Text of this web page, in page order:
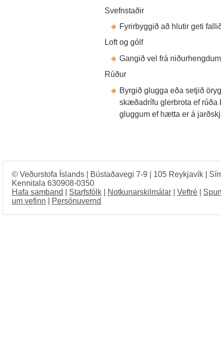
Svefnstaðir
Fyrirbyggið að hlutir geti
Loft og gólf
Gangið vel frá
Rúður
Byrgið glugga eða setjið
skæðadrífu glerbrota ef rúða
gluggum ef hætta er á
© Veðurstofa Íslands | Bústaðavegi 7-9 | 105 Reykjavík |
Kennitala 630908-0350
Hafa samband
Starfsfólk Notkunarskilmálar Veftré
um vefinn
Persónuvernd